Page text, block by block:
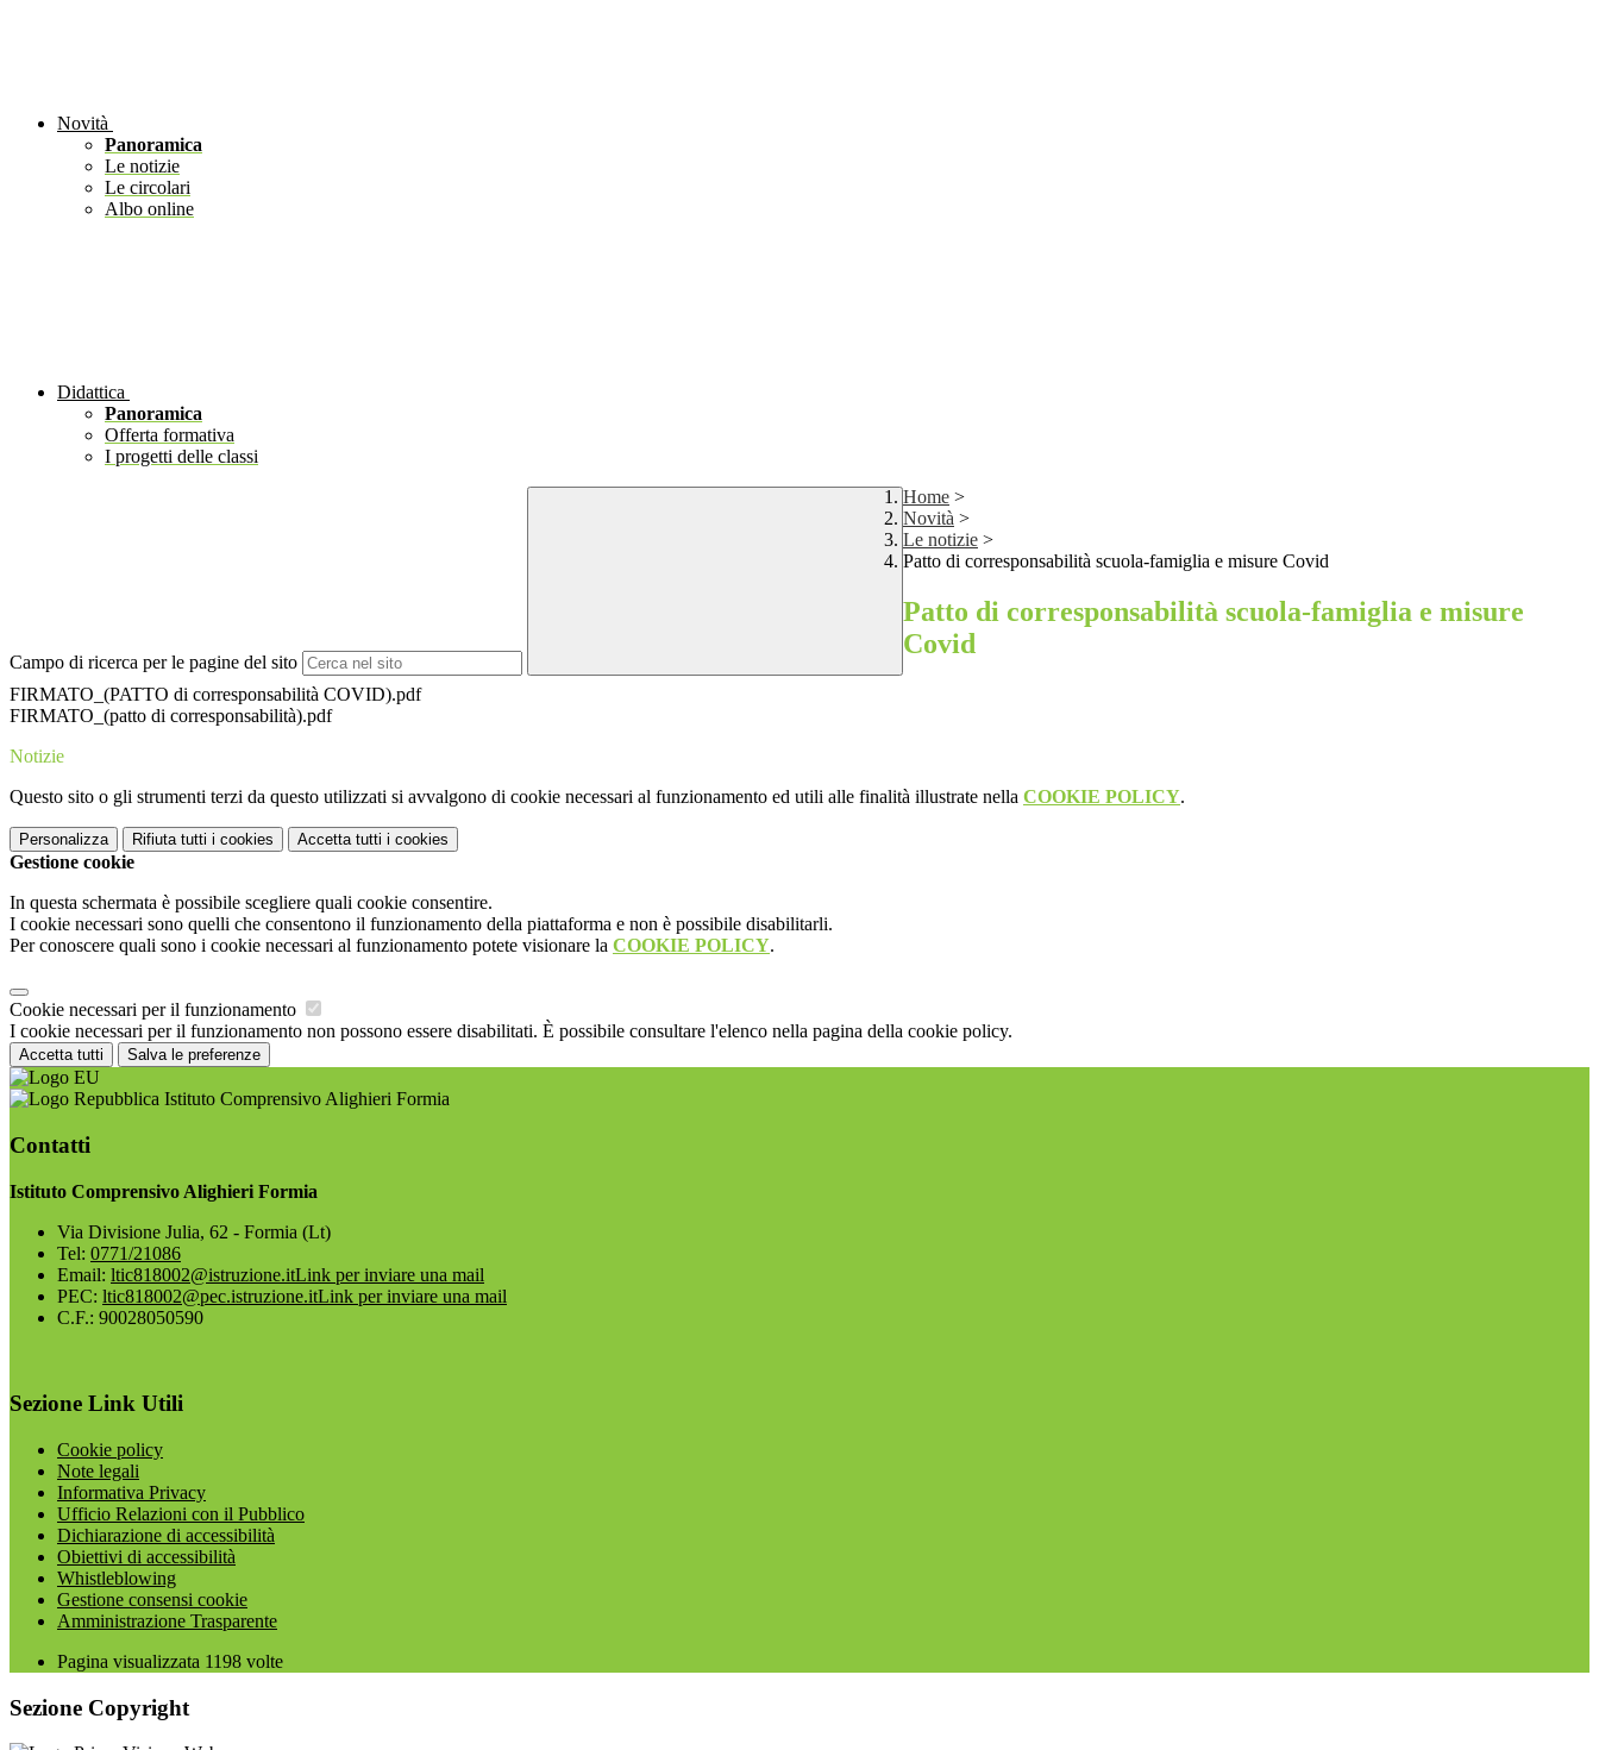
Novità
Panoramica
Le notizie
Le circolari
Albo online
Didattica
Panoramica
Offerta formativa
I progetti delle classi
Campo di ricerca per le pagine del sito
Home >
Novità >
Le notizie >
Patto di corresponsabilità scuola-famiglia e misure Covid
Patto di corresponsabilità scuola-famiglia e misure
Covid
FIRMATO_(PATTO di corresponsabilità COVID).pdf
FIRMATO_(patto di corresponsabilità).pdf
Notizie
Questo sito o gli strumenti terzi da questo utilizzati si avvalgono di cookie necessari al funzionamento ed utili alle finalità illustrate nella COOKIE POLICY.
Personalizza Rifiuta tutti i cookies Accetta tutti i cookies
Gestione cookie
In questa schermata è possibile scegliere quali cookie consentire.
I cookie necessari sono quelli che consentono il funzionamento della piattaforma e non è possibile disabilitarli.
Per conoscere quali sono i cookie necessari al funzionamento potete visionare la COOKIE POLICY.
Cookie necessari per il funzionamento
I cookie necessari per il funzionamento non possono essere disabilitati. È possibile consultare l'elenco nella pagina della cookie policy.
Accetta tutti Salva le preferenze
Istituto Comprensivo Alighieri Formia
Contatti
Istituto Comprensivo Alighieri Formia
Via Divisione Julia, 62 - Formia (Lt)
Tel: 0771/21086
Email: ltic818002@istruzione.itLink per inviare una mail
PEC: ltic818002@pec.istruzione.itLink per inviare una mail
C.F.: 90028050590
Sezione Link Utili
Cookie policy
Note legali
Informativa Privacy
Ufficio Relazioni con il Pubblico
Dichiarazione di accessibilità
Obiettivi di accessibilità
Whistleblowing
Gestione consensi cookie
Amministrazione Trasparente
Pagina visualizzata 1198 volte
Sezione Copyright